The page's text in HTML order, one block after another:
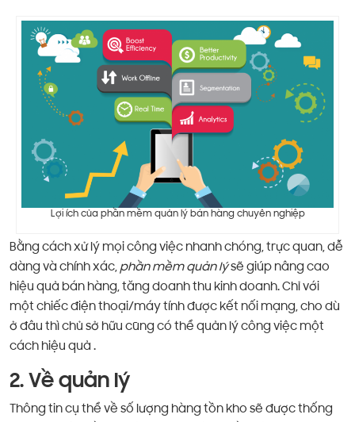
Lợi ích của phần mềm quản lý bán hàng chuyên nghiệp
Bằng cách xử lý mọi công việc nhanh chóng, trực quan, dễ
dàng và chính xác, phần mềm quản lýsẽ giúp nâng cao
hiệu quả bán hàng, tăng doanh thu kinh doanh. Chỉ với
một chiếc điện thoại/máy tính được kết nối mạng, cho dù
ở đâu thì chủ sở hữu cũng có thể quản lý công việc một
cách hiệu quả .
2. Về quản lý
Thông tin cụ thể về số lượng hàng tồn kho sẽ được thống